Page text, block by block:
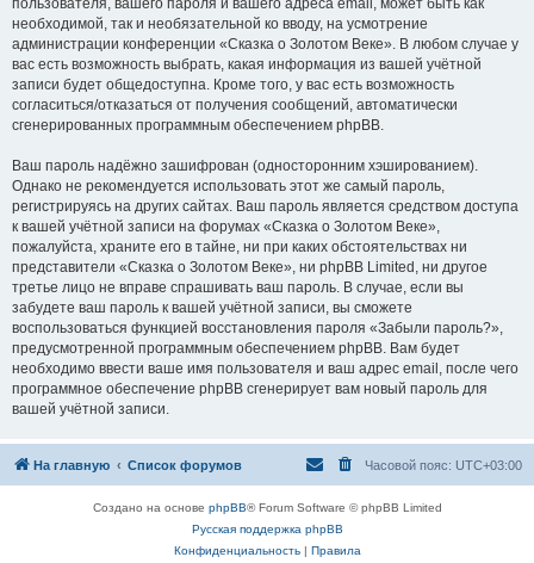
пользователя, вашего пароля и вашего адреса email, может быть как
необходимой, так и необязательной ко вводу, на усмотрение
администрации конференции «Сказка о Золотом Веке». В любом случае у
вас есть возможность выбрать, какая информация из вашей учётной
записи будет общедоступна. Кроме того, у вас есть возможность
согласиться/отказаться от получения сообщений, автоматически
сгенерированных программным обеспечением phpBB.
Ваш пароль надёжно зашифрован (односторонним хэшированием).
Однако не рекомендуется использовать этот же самый пароль,
регистрируясь на других сайтах. Ваш пароль является средством доступа
к вашей учётной записи на форумах «Сказка о Золотом Веке»,
пожалуйста, храните его в тайне, ни при каких обстоятельствах ни
представители «Сказка о Золотом Веке», ни phpBB Limited, ни другое
третье лицо не вправе спрашивать ваш пароль. В случае, если вы
забудете ваш пароль к вашей учётной записи, вы сможете
воспользоваться функцией восстановления пароля «Забыли пароль?»,
предусмотренной программным обеспечением phpBB. Вам будет
необходимо ввести ваше имя пользователя и ваш адрес email, после чего
программное обеспечение phpBB сгенерирует вам новый пароль для
вашей учётной записи.
На главную Список форумов Часовой пояс: UTC+03:00
Создано на основе phpBB® Forum Software © phpBB Limited
Русская поддержка phpBB
Конфиденциальность| Правила